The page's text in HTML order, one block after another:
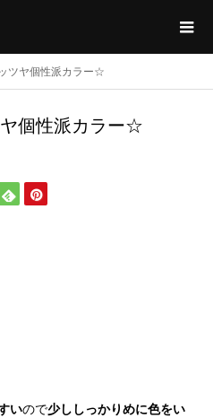
ツヤ個性派カラー☆
個性派カラー☆
いので少ししっかりめに色をい